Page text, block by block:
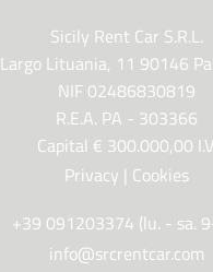
Sicily Rent Car S.R.L.
Largo Lituania, 11 90146
NIF 02486830819
R.E.A. PA - 303366
Capital € 300.000,00
Privacy | Cookies
+39 091203374 (lu. - sa.
info@srcrentcar.com